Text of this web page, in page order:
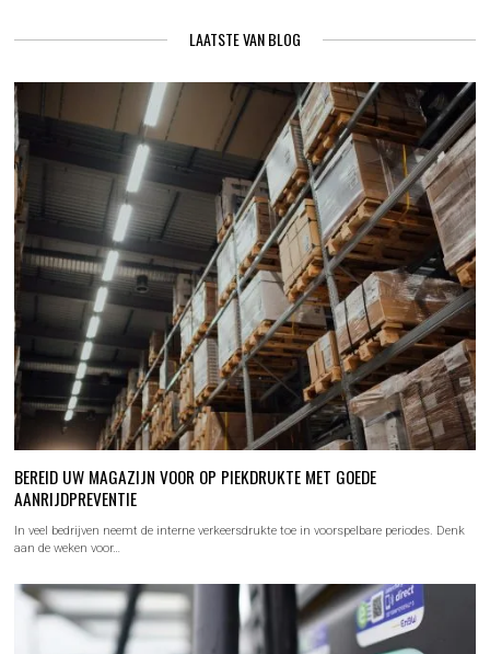
LAATSTE VAN BLOG
BEREID UW MAGAZIJN VOOR OP PIEKDRUKTE MET GOEDE
AANRIJDPREVENTIE
In veel bedrijven neemt de interne verkeersdrukte toe in voorspelbare periodes. Denk
aan de weken voor…